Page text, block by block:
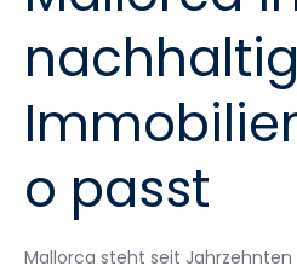
o passt
Mallorca steht seit